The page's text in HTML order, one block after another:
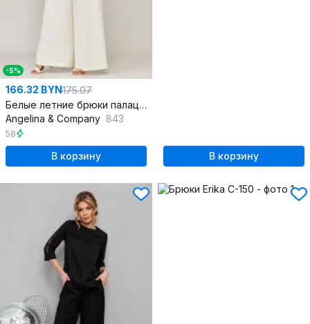
-5%
166.32 BYN175.07
Белые летние брюки палаццо из шифона с резинкой по waist
Angelina & Сompany 843
58
В корзину В корзину